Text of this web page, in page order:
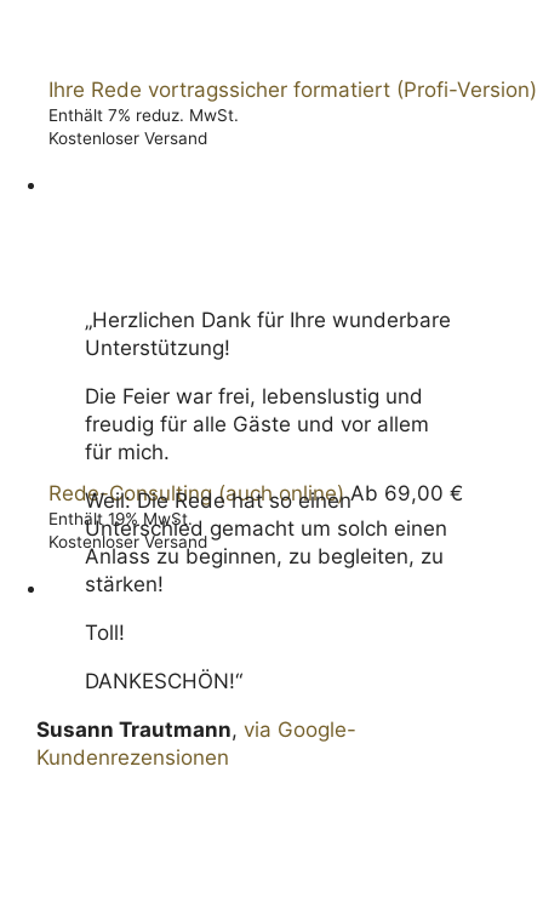
„Herzlichen Dank für Ihre wunderbare
Unter­stützung!
Die Feier war frei, lebenslustig und
freudig für alle Gäste und vor allem
für mich.
Weil: Die Rede hat so einen
Unterschied gemacht um solch einen
Anlass zu beginnen, zu begleiten, zu
stärken!
Toll!
DANKESCHÖN!“
Susann Trautmann, via Google-
Kundenrezensionen
Ihre Rede vortragssicher formatiert (Profi-Version)
Enthält 7% reduz. MwSt.
Kostenloser Versand
Rede-Consulting (auch online) Ab 69,00 €
Enthält 19% MwSt.
Kostenloser Versand